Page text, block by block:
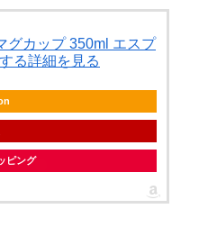
グカップ 350ml エスプ
る詳細を見る
ピング